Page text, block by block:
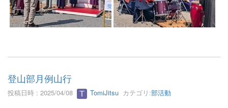
登山部月例山行
投稿日時 : 2025/04/08 TomiJitsu カテゴリ:部活動